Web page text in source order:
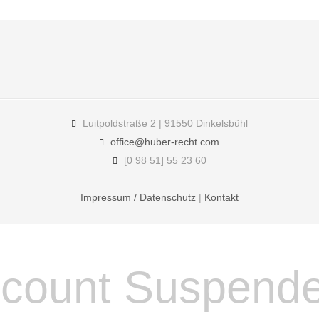
Luitpoldstraße 2 | 91550 Dinkelsbühl
office@huber-recht.com
[0 98 51] 55 23 60
Impressum / Datenschutz| Kontakt